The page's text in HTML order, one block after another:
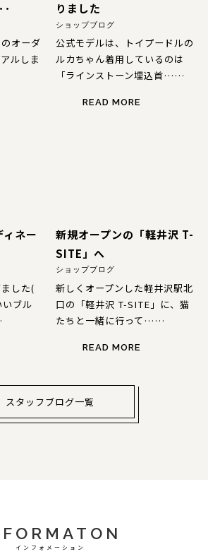
･
オーダ
ルしま
りました
ショップブログ
公式モデルは、トイプードルの
ルカちゃん着用しているのは
「ラインストーン埋込首……
READ MORE
ネー
した(
ブル
新規オープンの「軽井沢 T-
SITE」へ
ショップブログ
新しくオープンした軽井沢駅北
口の「軽井沢 T-SITE」に、猫
たちと一緒に行って……
READ MORE
スタッフブログ一覧
インフォメーション